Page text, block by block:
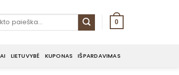
0
LIETUVYBĖ KUPONAS IŠPARDAVIMAS